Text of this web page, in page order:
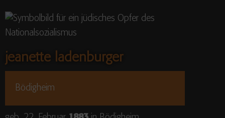
jeanette ladenburger
Bödigheim